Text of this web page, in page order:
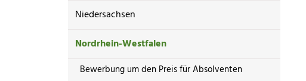
Niedersachsen
Nordrhein-Westfalen
Bewerbung um den Preis für Absolventen